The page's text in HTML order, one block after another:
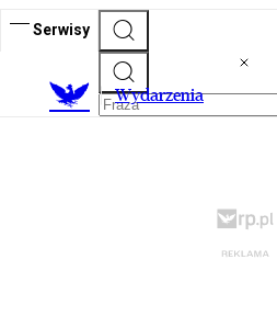
Serwisy
Wydarzenia